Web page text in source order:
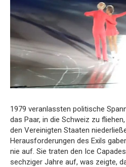
1979 veranlassten politische
das Paar, in die Schweiz zu
den Vereinigten Staaten
Herausforderungen des Exils
nie auf. Sie traten den Ice
sechziger Jahre auf, was zeigte,